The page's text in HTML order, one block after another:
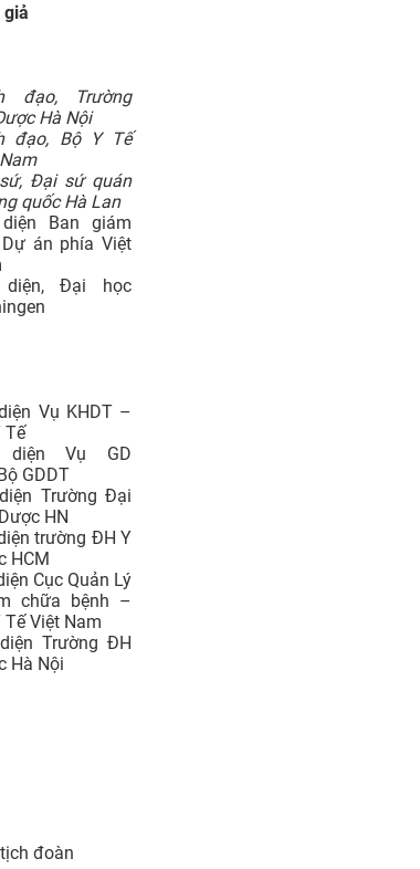
giả
đạo, Trường
Hà Nội
đạo, Bộ Y Tế
Đại sứ quán
quốc Hà Lan
Ban giám
án phía Việt
Đại học
Vụ KHDT –
Tế
Vụ GD
GDDT
Trường Đại
HN
trường ĐH Y
HCM
Cục Quản Lý
chữa bệnh –
Tế Việt Nam
Trường ĐH
Hà Nội
đoàn